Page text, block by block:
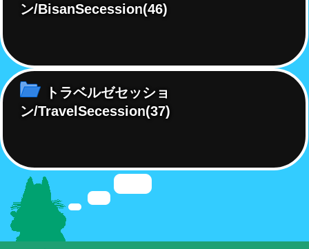
ン/BisanSecession(46)
トラベルゼセッショ
ン/TravelSecession(37)